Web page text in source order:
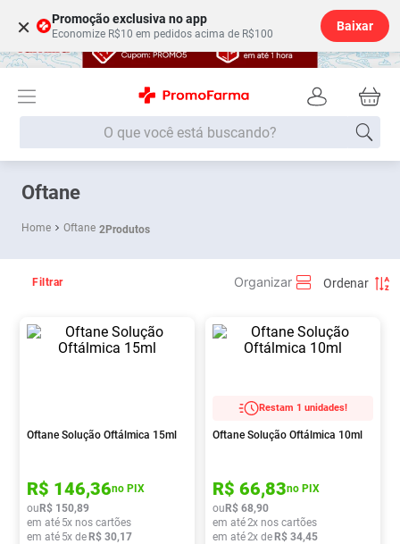
× Promoção exclusiva no app
Economize R$10 em pedidos acima de R$100
Baixar
O que você está buscando?
Oftane
Oftane 2Produtos
Filtrar
Oftane Solução Oftálmica 15ml
R$ 146,36no PIX
ouR$ 150,89
em até 5x nos cartões
em até 5x deR$ 30,17
Restam 1 unidades!
Oftane Solução Oftálmica 10ml
R$ 66,83no PIX
ouR$ 68,90
em até2x nos cartões
em até2x deR$ 34,45
Termos mais buscados
1 º Fralda
3º
Fralda G
10 Lavitan